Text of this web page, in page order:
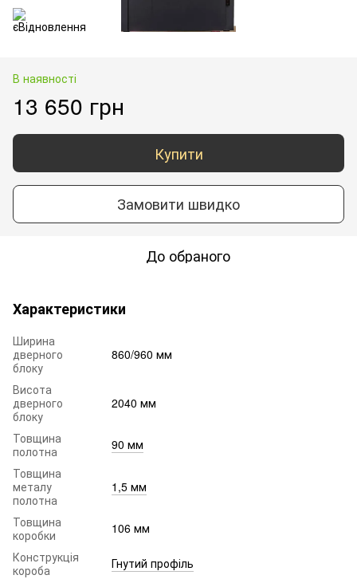
В наявності
13 650 грн
Купити
Замовити швидко
До обраного
Характеристики
Ширина
дверного
блоку
860/960 мм
Висота
дверного
блоку
2040 мм
Товщина
полотна
90 мм
Товщина
металу
полотна
1,5 мм
Товщина
коробки
106 мм
Конструкція
короба
Гнутий профіль